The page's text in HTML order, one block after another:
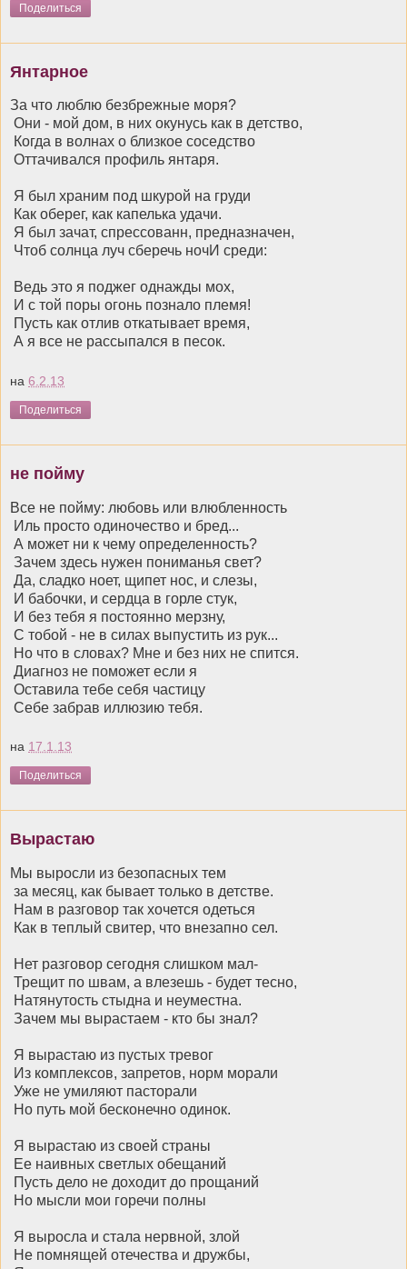
Поделиться
Янтарное
За что люблю безбрежные моря?
Они - мой дом, в них окунусь как в детство,
Когда в волнах о близкое соседство
Оттачивался профиль янтаря.
Я был храним под шкурой на груди
Как оберег, как капелька удачи.
Я был зачат, спрессованн, предназначен,
Чтоб солнца луч сберечь ночИ среди:
Ведь это я поджег однажды мох,
И с той поры огонь познало племя!
Пусть как отлив откатывает время,
А я все не рассыпался в песок.
на 6.2.13
Поделиться
не пойму
Все не пойму: любовь или влюбленность
Иль просто одиночество и бред...
А может ни к чему определенность?
Зачем здесь нужен пониманья свет?
Да, сладко ноет, щипет нос, и слезы,
И бабочки, и сердца в горле стук,
И без тебя я постоянно мерзну,
С тобой - не в силах выпустить из рук...
Но что в словах? Мне и без них не спится.
Диагноз не поможет если я
Оставила тебе себя частицу
Себе забрав иллюзию тебя.
на 17.1.13
Поделиться
Вырастаю
Мы выросли из безопасных тем
за месяц, как бывает только в детстве.
Нам в разговор так хочется одеться
Как в теплый свитер, что внезапно сел.
Нет разговор сегодня слишком мал-
Трещит по швам, а влезешь - будет тесно,
Натянутость стыдна и неуместна.
Зачем мы вырастаем - кто бы знал?
Я вырастаю из пустых тревог
Из комплексов, запретов, норм морали
Уже не умиляют пасторали
Но путь мой бесконечно одинок.
Я вырастаю из своей страны
Ее наивных светлых обещаний
Пусть дело не доходит до прощаний
Но мысли мои горечи полны
Я выросла и стала нервной, злой
Не помнящей отечества и дружбы,